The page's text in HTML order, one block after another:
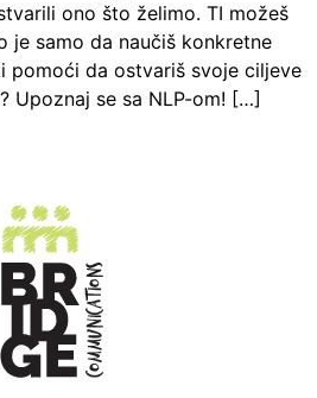
ono što želimo. TI možeš
je samo da naučiš konkretne
pomoći da ostvariš svoje ciljeve
Upoznaj se sa NLP-om! […]